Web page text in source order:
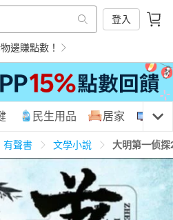
登入
邊賺點數！
養生保健 民生用品
民生用品 居家 3C
有聲書 文學小說 大明第一侦